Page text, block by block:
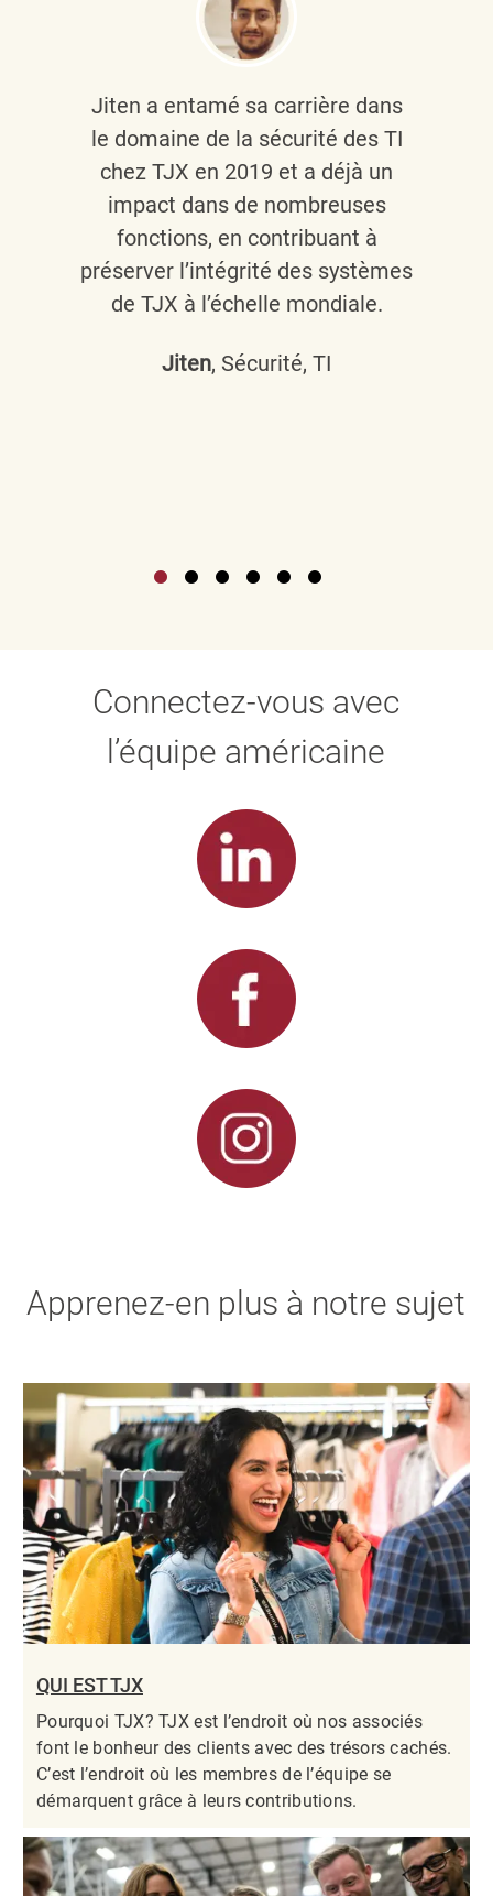
Jiten a entamé sa carrière dans
le domaine de la sécurité des TI
chez TJX en 2019 et a déjà un
impact dans de nombreuses
fonctions, en contribuant à
préserver l’intégrité des systèmes
de TJX à l’échelle mondiale.
Jiten, Sécurité, TI
Connectez-vous avec
l’équipe américaine
Apprenez-en plus à notre sujet
QUI EST TJX
Pourquoi TJX? TJX est l’endroit où nos associés
font le bonheur des clients avec des trésors cachés.
C’est l’endroit où les membres de l’équipe se
démarquent grâce à leurs contributions.​​​​​​​